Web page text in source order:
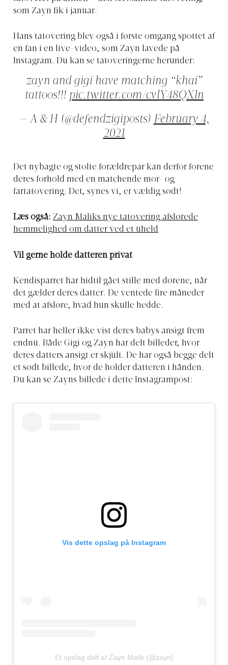
som Zayn fik i januar.
Hans tatovering blev også i første omgang spottet af
en fan i en live-video, som Zayn lavede på
Instagram. Du kan se tatoveringerne herunder:
zayn and gigi have matching “khai”
tattoos!!! pic.twitter.com/cvlY48QXln
— A & H (@defendzigiposts) February 4,
2021
Det nybagte og stolte forældrepar kan derfor forene
deres forhold med en matchende mor- og
fartatovering. Det, synes vi, er vældig sødt!
Læs også: Zayn Maliks nye tatovering afslørede
hemmelighed om datter ved et uheld
Vil gerne holde datteren privat
Kendisparret har hidtil gået stille med dørene, når
det gælder deres datter. De ventede fire måneder
med at afsløre, hvad hun skulle hedde.
Parret har heller ikke vist deres babys ansigt frem
endnu. Både Gigi og Zayn har delt billeder, hvor
deres datters ansigt er skjult. De har også begge delt
et sødt billede, hvor de holder datteren i hånden.
Du kan se Zayns billede i dette Instagrampost:
Vis dette opslag på Instagram
Et opslag delt af Zayn Malik (@zayn)